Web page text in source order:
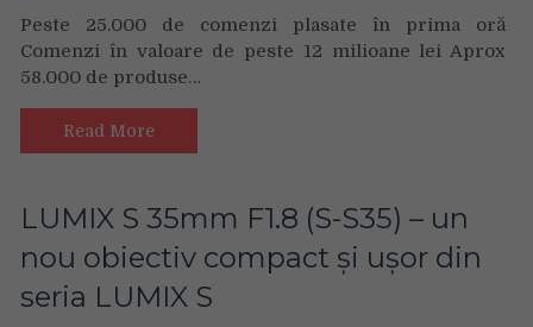
schimb
vor
Days:
cifrele
mare
BLACK
FRIDAY
Peste 25.000 de comenzi plasate în prima oră
Comenzi în valoare de peste 12 milioane lei Aprox
58.000 de produse…
Read More
LUMIX S 35mm F1.8 (S-S35) – un
nou obiectiv compact și ușor din
seria LUMIX S